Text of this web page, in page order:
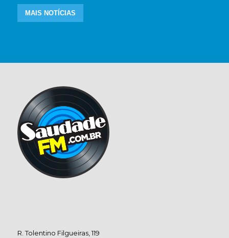
MAIS NOTÍCIAS
R. Tolentino Filgueiras, 119